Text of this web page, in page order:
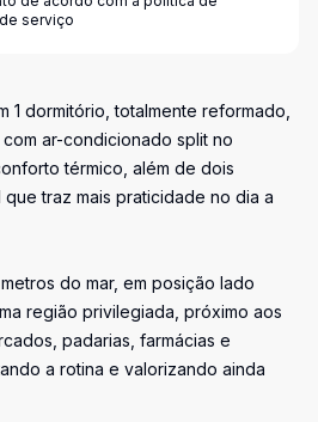
serviço
1 dormitório, totalmente reformado,
ar-condicionado split no
térmico, além de dois
traz mais praticidade no dia a
do mar, em posição lado
região privilegiada, próximo aos
padarias, farmácias e
a rotina e valorizando ainda